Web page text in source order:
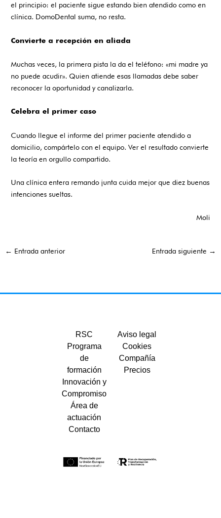
el principio: el paciente sigue estando bien atendido como en
clínica. DomoDental suma, no resta.
Convierte a recepción en aliada
Muchas veces, la primera pista la da el teléfono: «mi madre ya
no puede acudir». Quien atiende esas llamadas debe saber
reconocer la oportunidad y canalizarla.
Celebra el primer caso
Cuando llegue el informe del primer paciente atendido a
domicilio, compártelo con el equipo. Ver el resultado convierte
la teoría en orgullo compartido.
Una clínica entera remando junta cuida mejor que diez buenas
intenciones sueltas.
Moli
← Entrada anterior Entrada siguiente →
RSC
Programa
de
formación
Innovación y
Compromiso
Área de
actuación
Contacto
Aviso legal
Cookies
Compañía
Precios